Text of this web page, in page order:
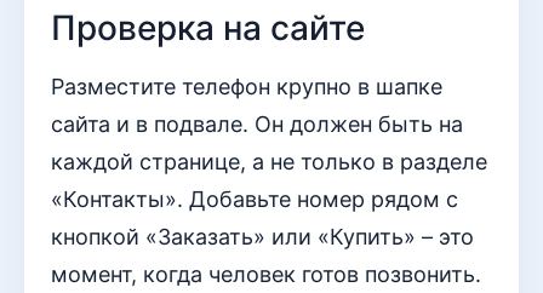
Проверка на сайте
Разместите телефон крупно в шапке
сайта и в подвале. Он должен быть на
каждой странице, а не только в разделе
«Контакты». Добавьте номер рядом с
кнопкой «Заказать» или «Купить» – это
момент, когда человек готов позвонить.